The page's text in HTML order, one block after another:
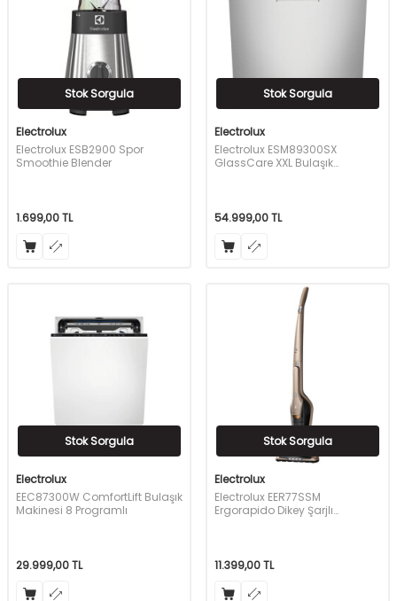
Stok Sorgula
Electrolux
Electrolux ESB2900 Spor
Smoothie Blender
1.699,00TL
Stok Sorgula
Electrolux
Electrolux ESM89300SX
GlassCare XXL Bulaşık
54.999,00TL
Stok Sorgula
Electrolux
EEC87300W ComfortLift Bulaşık
Makinesi 8 Programlı
29.999,00TL
Stok Sorgula
Electrolux
Electrolux EER77SSM
Ergorapido Dikey Şarjlı
11.399,00TL